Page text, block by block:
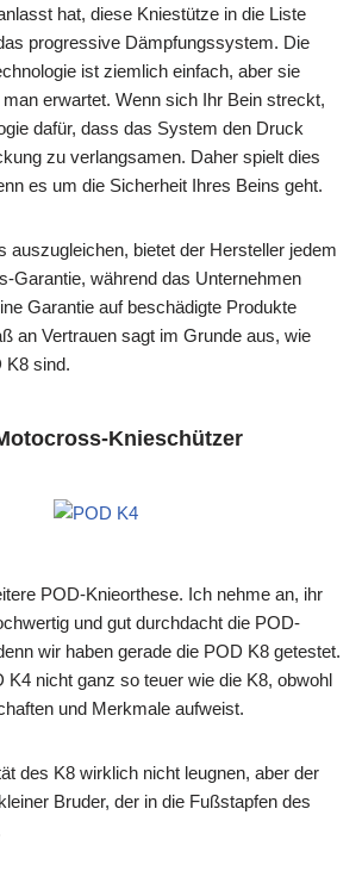
hat, diese Kniestütze in die Liste
progressive Dämpfungssystem. Die
ist ziemlich einfach, aber sie
erwartet. Wenn sich Ihr Bein streckt,
dafür, dass das System den Druck
zu verlangsamen. Daher spielt dies
es um die Sicherheit Ihres Beins geht.
auszugleichen, bietet der Hersteller jedem
Garantie, während das Unternehmen
Garantie auf beschädigte Produkte
an Vertrauen sagt im Grunde aus, wie
K8 sind.
Knieschützer
POD-Knieorthese. Ich nehme an, ihr
und gut durchdacht die POD-
wir haben gerade die POD K8 getestet.
K4 nicht ganz so teuer wie die K8, obwohl
und Merkmale aufweist.
des K8 wirklich nicht leugnen, aber der
Bruder, der in die Fußstapfen des